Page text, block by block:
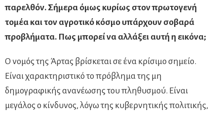
παρελθόν. Σήμερα όμως κυρίως στον πρωτογενή
τομέα και τον αγροτικό κόσμο υπάρχουν σοβαρά
προβλήματα. Πως μπορεί να αλλάξει αυτή η εικόνα;
Ο νομός της Άρτας βρίσκεται σε ένα κρίσιμο σημείο.
Είναι χαρακτηριστικό το πρόβλημα της μη
δημογραφικής ανανέωσης του πληθυσμού. Είναι
μεγάλος ο κίνδυνος, λόγω της κυβερνητικής πολιτικής,